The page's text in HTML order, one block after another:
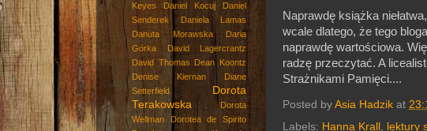
Naprawdę książka
wcale dlatego, że tego
naprawdę wartościowa.
radzę przeczytać. A
Strażnikami Pamięci....
Posted by Asia Hadzik at
Labels: Hanna Krall lektury
Keyes
Daniel Kocuj
Daniel
Senderek
Daniela Lamas
Danuta Morawska
Daria
Górka
David Lagercrantz
David Thomas
Dean Koontz
Denise Kiernan
Diane
Setterfield
Dorota
Terakowska
Dorota
Wellman
Dorotea de Spirito